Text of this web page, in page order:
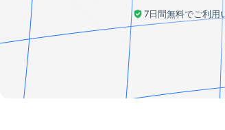
7日間無料でご利用